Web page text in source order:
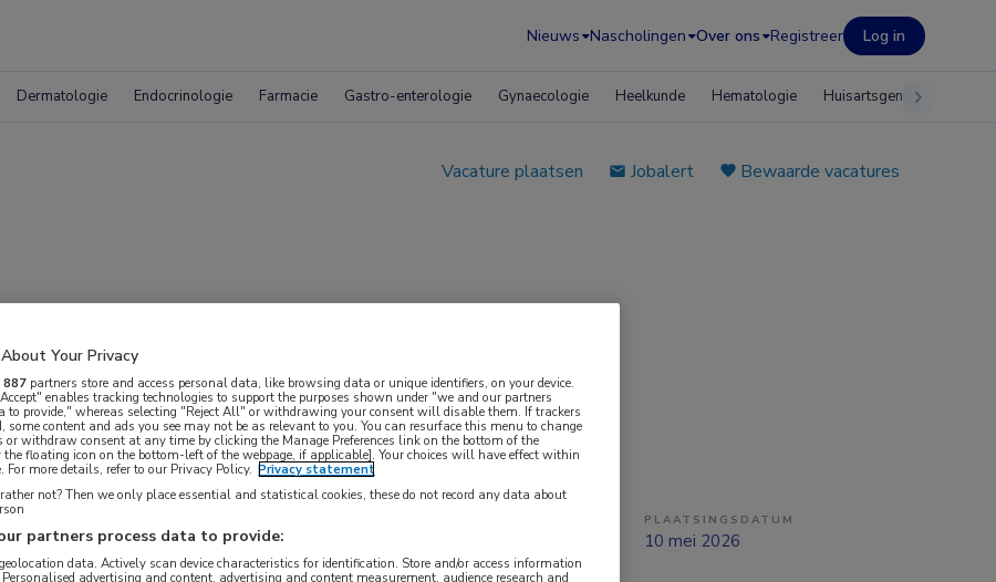
Nieuws Nascholingen Over ons Registreer Log in
Dermatologie Endocrinologie Farmacie Gastro-enterologie Gynaecologie Heelkunde Hematologie Huisartsgeneeskunde
Vacature plaatsen Jobalert
Bewaarde vacatures
Eikenboom
GGZ
PLAATSINGSDATUM
10 mei 2026
Your Privacy
887 partners store and access personal data, like browsing data or unique identifiers, on your device.
enables tracking technologies to support the purposes shown under "we and our partners
to provide," whereas selecting "Reject All" or withdrawing your consent will disable them. If trackers
some content and ads you see may not be as relevant to you. You can resurface this menu to change
or withdraw consent at any time by clicking the Manage Preferences link on the bottom of the
the floating icon on the bottom-left of the webpage, if applicable]. Your choices will have effect within
For more details, refer to our Privacy Policy. Privacy statement
not? Then we only place essential and statistical cookies, these do not record any data about
partners process data to provide:
geolocation data. Actively scan device characteristics for identification. Store and/or access information
Personalised advertising and content, advertising and content measurement, audience research and